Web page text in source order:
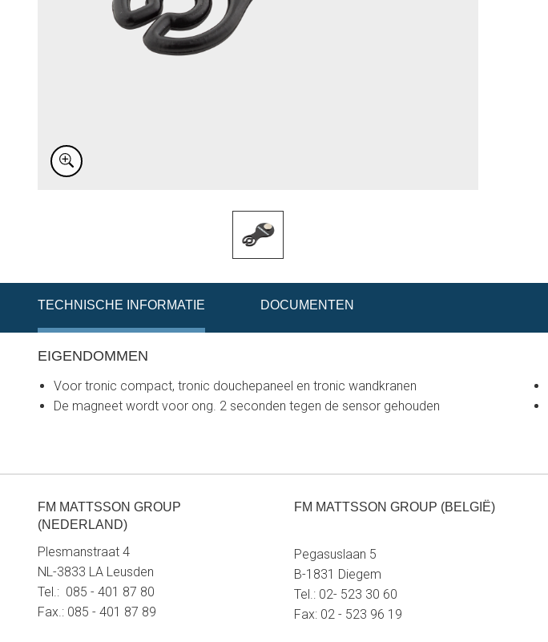
TECHNISCHE INFORMATIE DOCUMENTEN
EIGENDOMMEN
Voor tronic compact, tronic douchepaneel en tronic wandkranen
De magneet wordt voor ong. 2 seconden tegen de sensor gehouden
FM MATTSSON GROUP
(NEDERLAND)
Plesmanstraat 4
NL-3833 LA Leusden
Tel.: 085 - 401 87 80
Fax.: 085 - 401 87 89
FM MATTSSON GROUP (BELGIË)
Pegasuslaan 5
B-1831 Diegem
Tel.: 02- 523 30 60
Fax: 02 - 523 96 19